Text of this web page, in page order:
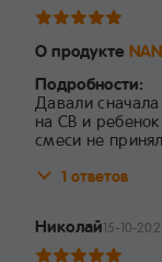
О продукте NAN
Подробности:
Давали
на СВ и
смеси не
1 ответов
Николай15-10-